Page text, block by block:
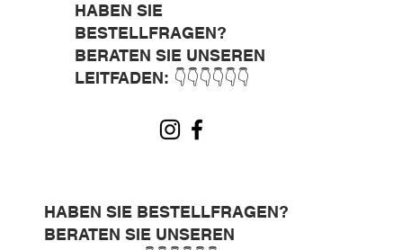
HABEN SIE
BESTELLFRAGEN?
BERATEN SIE UNSEREN
LEITFADEN: 👇👇👇👇👇👇
HABEN SIE BESTELLFRAGEN?
BERATEN SIE UNSEREN